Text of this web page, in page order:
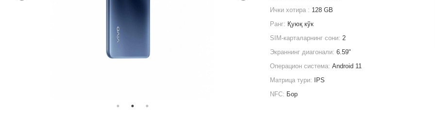
Ички хотира : 128 GB
Ранг: Қуюқ кўк
SIM-карталарнинг сони:2
Экраннинг диагонали:6.59"
Операцион система:Android 11
Матрица тури:
IPS
NFC: Бор